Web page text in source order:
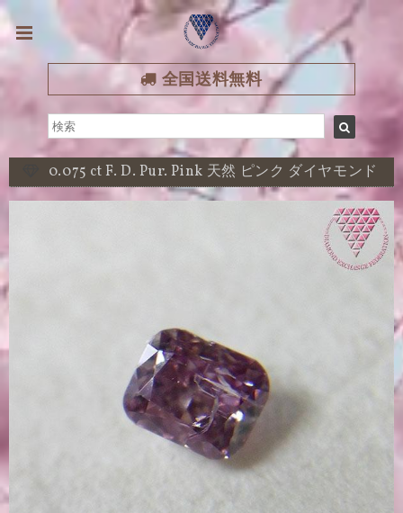
全国送料無料
0.075 ct F. D. Pur. Pink 天然 ピンク ダイヤモンド